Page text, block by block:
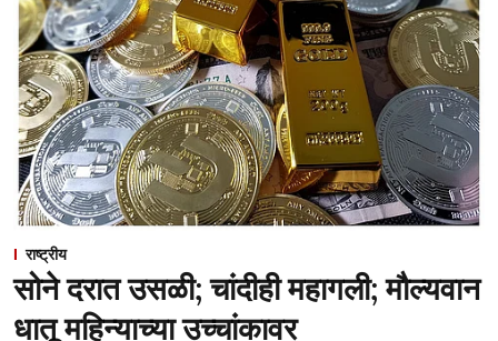
राष्ट्रीय
सोने दरात उसळी; चांदीही महागली; मौल्यवान
धातू महिन्याच्या उच्चांकावर